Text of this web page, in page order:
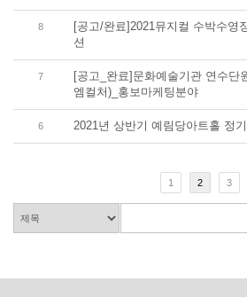
8
[공고/완료]2021뮤지컬 수박수영
션
7
[공고_완료]문화예술기관 연수단
엠컬처)_홍보마케팅분야
6 2021년 상반기 예림당아트홀 정
1 2 3